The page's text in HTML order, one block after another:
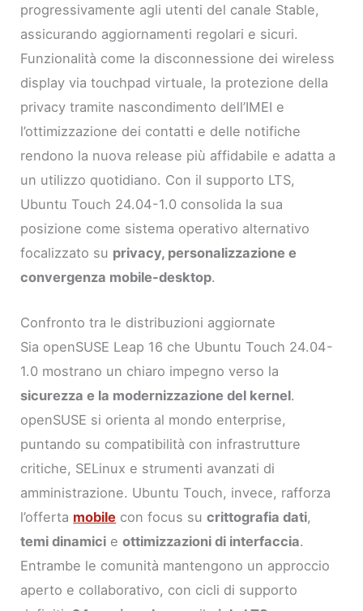
progressivamente agli utenti del canale Stable,
assicurando aggiornamenti regolari e sicuri.
Funzionalità come la disconnessione dei wireless
display via touchpad virtuale, la protezione della
privacy tramite nascondimento dell’IMEI e
l’ottimizzazione dei contatti e delle notifiche
rendono la nuova release più affidabile e adatta a
un utilizzo quotidiano. Con il supporto LTS,
Ubuntu Touch 24.04-1.0 consolida la sua
posizione come sistema operativo alternativo
focalizzato su privacy, personalizzazione e
convergenza mobile-desktop.
Confronto tra le distribuzioni aggiornate
Sia openSUSE Leap 16 che Ubuntu Touch 24.04-
1.0 mostrano un chiaro impegno verso la
sicurezza e la modernizzazione del kernel.
openSUSE si orienta al mondo enterprise,
puntando su compatibilità con infrastrutture
critiche, SELinux e strumenti avanzati di
amministrazione. Ubuntu Touch, invece, rafforza
l’offerta mobile con focus sucrittografia dati,
temi dinamici eottimizzazioni di interfaccia.
Entrambe le comunità mantengono un approccio
aperto e collaborativo, con cicli di supporto